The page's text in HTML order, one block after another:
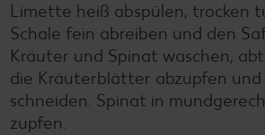
Limette heiß abspülen, trocken
Schale fein abreiben und den
Kräuter und Spinat waschen,
die Kräuterblätter abzupfen
schneiden. Spinat in
zupfen.